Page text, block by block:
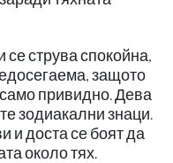
струва спокойна,
защото
привидно. Дева
зодиакални знаци.
и доста се боят да
около тях.